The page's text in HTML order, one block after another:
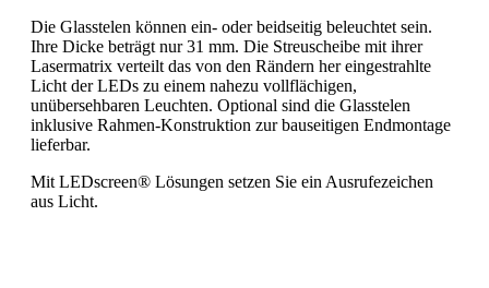
Die Glasstelen können ein- oder beidseitig beleuchtet sein.
Ihre Dicke beträgt nur 31 mm. Die Streuscheibe mit ihrer
Lasermatrix verteilt das von den Rändern her eingestrahlte
Licht der LEDs zu einem nahezu vollflächigen,
unübersehbaren Leuchten. Optional sind die Glasstelen
inklusive Rahmen-Konstruktion zur bauseitigen Endmontage
lieferbar.
Mit LEDscreen® Lösungen setzen Sie ein Ausrufezeichen
aus Licht.